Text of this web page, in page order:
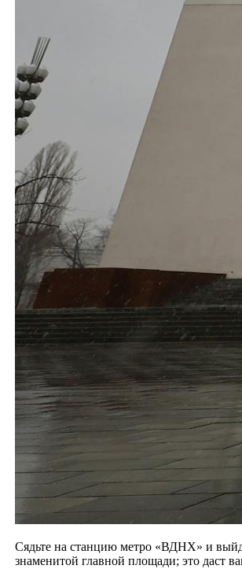
Сядьте на станцию метро «ВДНХ» и
знаменитой главной площади; это даст